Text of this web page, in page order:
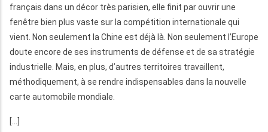
français dans un décor très parisien, elle finit par ouvrir une
fenêtre bien plus vaste sur la compétition internationale qui
vient. Non seulement la Chine est déjà là. Non seulement l’Europe
doute encore de ses instruments de défense et de sa stratégie
industrielle. Mais, en plus, d’autres territoires travaillent,
méthodiquement, à se rendre indispensables dans la nouvelle
carte automobile mondiale.
[...]